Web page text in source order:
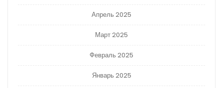
Апрель 2025
Март 2025
Февраль 2025
Январь 2025